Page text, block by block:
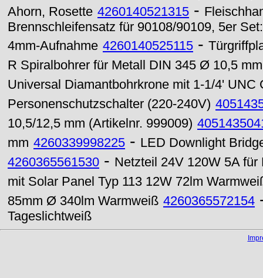
Ahorn, Rosette 4260140521315 -
Brennschleifensatz für 90108/90109, 5er
4mm-Aufnahme 4260140525115 -
R Spiralbohrer für Metall DIN 345 Ø 10,5
Universal Diamantbohrkrone mit 1-1/4' UNC
Personenschutzschalter (220-240V)
10,5/12,5 mm (Artikelnr. 999009)
mm 4260339998225 - LED Downlight
4260365561530 - Netzteil 24V 120W 5A
mit Solar Panel Typ 113 12W 72lm
85mm Ø 340lm Warmweiß 4260365572154
Tageslichtweiß